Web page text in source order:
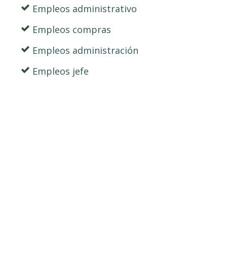
Empleos administrativo
Empleos compras
Empleos administración
Empleos jefe